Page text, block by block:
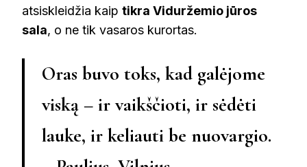
atsiskleidžia kaip tikra Viduržemio jūros
sala, o ne tik vasaros kurortas.
Oras buvo toks, kad galėjome
viską – ir vaikščioti, ir sėdėti
lauke, ir keliauti be nuovargio.